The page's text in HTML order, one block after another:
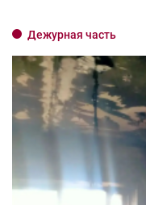
Дежурная часть